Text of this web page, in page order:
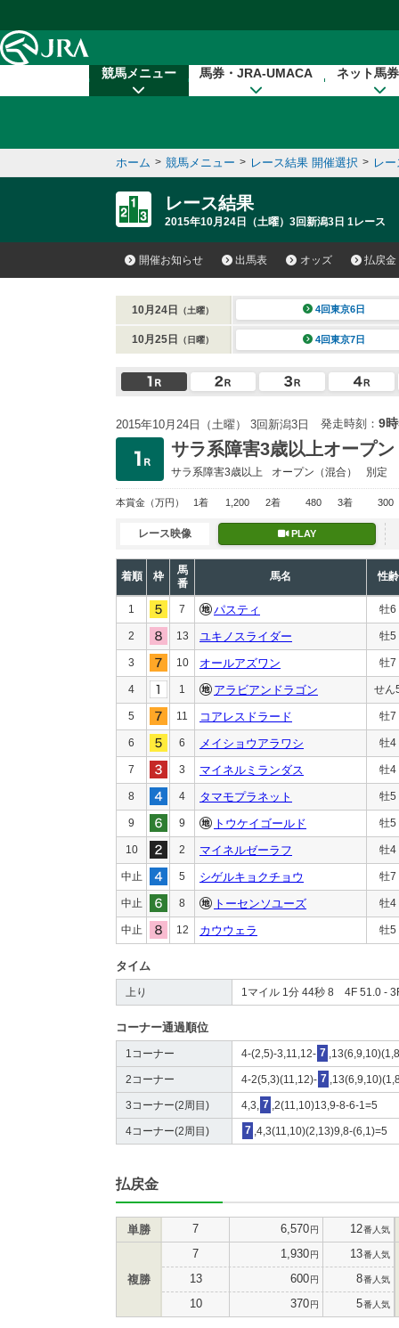
競馬メニュー 馬券・JRA-UMACA ネット馬
ホーム > 競馬メニュー > レース結果 開催選択 > レ
レース結果
2015年10月24日（土曜）3回新潟3日 1レース
開催お知らせ 出馬表 オッズ 払戻金
10月24日 （土曜） 4回東京6日
10月25日 （日曜） 4回東京7日
2015年10月24日（土曜） 3回新潟3日 発走時刻： 9
サラ系障害3歳以上オープン
サラ系障害3歳以上 オープン （混合） 別定
本賞金 （万円） 1着 1,200 2着 480 3着 300
レース映像 PLAY
着順 枠
馬
番
馬名 性齢
1 7 パスティ 牡6
2 13 ユキノスライダー 牡5
3 10 オールアズワン 牡7
4 1 アラビアンドラゴン せん
5 11 コアレスドラード 牡7
6 6 メイショウアラワシ 牡4
7 3 マイネルミランダス 牡4
8 4 タマモプラネット 牡5
9 9 トウケイゴールド 牡5
10 2 マイネルゼーラフ 牡4
中止 5 シゲルキョクチョウ 牡7
中止 8 トーセンソユーズ 牡4
中止 12 カウウェラ 牡5
タイム
上り 1マイル 1分 44秒 8 4F 51.0 -
コーナー通過順位
1コーナー 4-(2,5)-3,11,12- 7
2コーナー 4-2(5,3)(11,12)- 7
3コーナー(2周目) 4,3, 7 ,2(11,10)13,9-8-6-1=5
4コーナー(2周目) 7 ,4,3(11,10)(2,13)9,8-(6,1)=5
払戻金
単勝 7 6,570円 12番人気
複勝
7 1,930円 13番人気
13 600円 8番人気
10 370円 5番人気